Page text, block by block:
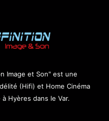
Image et Son" est une
(Hifi) et Home Cinéma
Hyères dans le Var.